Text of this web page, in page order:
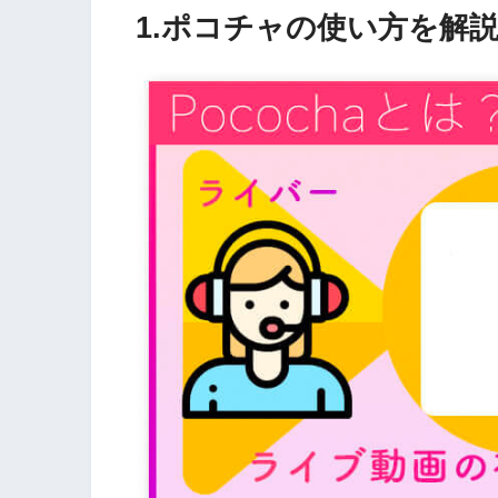
1.ポコチャの使い方を解説